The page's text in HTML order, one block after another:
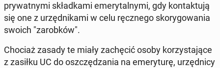
pry­wat­ny­mi skład­ka­mi eme­ry­tal­ny­mi, gdy kon­tak­tu­ją
się one z urzęd­ni­ka­mi w celu ręcz­ne­go sko­ry­go­wa­nia
swoich "za­rob­ków".
Chociaż zasady te miały za­chę­cić osoby ko­rzy­sta­ją­ce
z zasiłku UC do oszczę­dza­nia na eme­ry­tu­rę, urzęd­ni­cy